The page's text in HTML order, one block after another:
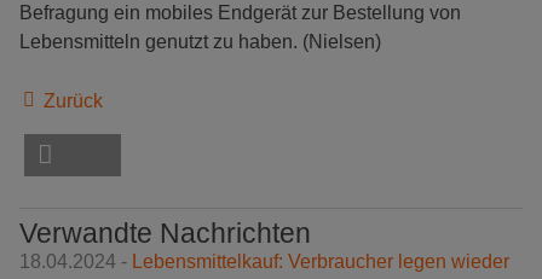
Befragung ein mobiles Endgerät zur Bestellung von
Lebensmitteln genutzt zu haben. (Nielsen)
Zurück
Verwandte Nachrichten
18.04.2024 - Lebensmittelkauf: Verbraucher legen wieder